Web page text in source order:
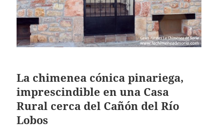
La chimenea cónica pinariega,
imprescindible en una Casa
Rural cerca del Cañón del Río
Lobos